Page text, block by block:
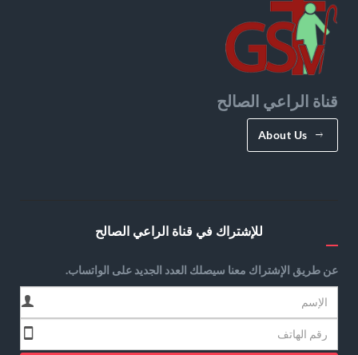
قناة الراعي الصالح
About Us
للإشتراك في قناة الراعي الصالح
عن طريق الإشتراك معنا سيصلك العدد الجديد على الواتساب.